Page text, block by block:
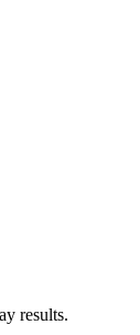
results.